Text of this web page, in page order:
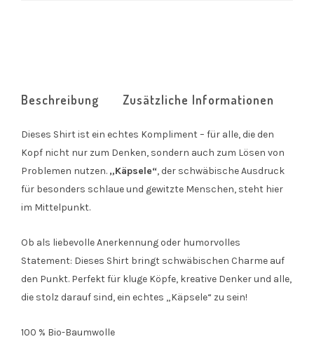
Beschreibung Zusätzliche Informationen
Dieses Shirt ist ein echtes Kompliment – für alle, die den
Kopf nicht nur zum Denken, sondern auch zum Lösen von
Problemen nutzen. „Käpsele“, der schwäbische Ausdruck
für besonders schlaue und gewitzte Menschen, steht hier
im Mittelpunkt.
Ob als liebevolle Anerkennung oder humorvolles
Statement: Dieses Shirt bringt schwäbischen Charme auf
den Punkt. Perfekt für kluge Köpfe, kreative Denker und alle,
die stolz darauf sind, ein echtes „Käpsele“ zu sein!
100 % Bio-Baumwolle